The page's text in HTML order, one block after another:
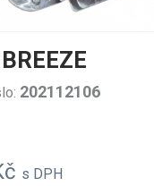
202112106
s DPH